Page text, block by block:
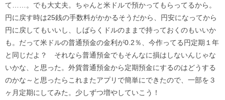
て……。でも大丈夫。ちゃんと米ドルで預かってもらってるから。
円に戻す時は25銭の手数料がかかるそうだから、円安になってから
円に戻してもいいし、しばらくドルのままで持っておくのもいいか
も。だって米ドルの普通預金の金利が0.2％、今作ってる円定期１年
と同じだよ？ それなら普通預金でもそんなに損はしないんじゃな
いかな、と思った。外貨普通預金から定期預金にするのはどうする
のかな～と思ったらこれまたアプリで簡単にできたので、一部を３
ヶ月定期にしてみた。少しずつ増やしていこう！